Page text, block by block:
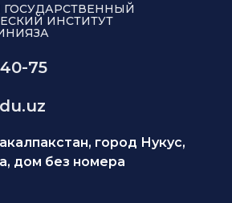
ГОСУДАРСТВЕННЫЙ
ИНСТИТУТ
75
город Нукус,
дом без номера